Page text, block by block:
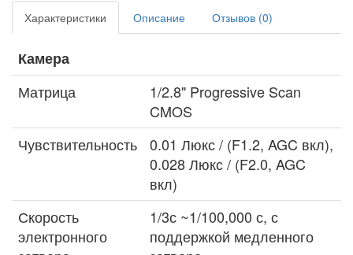
Характеристики Описание Отзывов (0)
Камера
Матрица
1/2.8" Progressive Scan
CMOS
Чувствительность
0.01 Люкс / (F1.2, AGC вкл),
0.028 Люкс / (F2.0, AGC
вкл)
Скорость
электронного
1/3с ~1/100,000 с, с
поддержкой медленного